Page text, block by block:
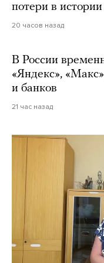
потери в
20 часов назад
В России
«Яндекс»,
и банков
21 час назад